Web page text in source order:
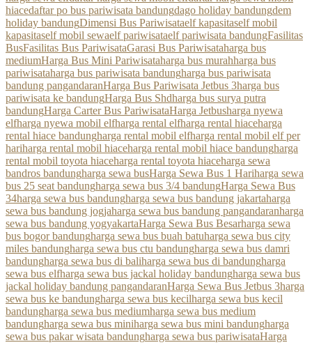
hiacedaftar po bus pariwisata bandungdago holiday bandungdem
holiday bandungDimensi Bus Pariwisataelf kapasitaself mobil
kapasitaself mobil sewaelf pariwisataelf pariwisata bandungFasilitas
BusFasilitas Bus PariwisataGarasi Bus Pariwisataharga bus
mediumHarga Bus Mini Pariwisataharga bus murahharga bus
pariwisataharga bus pariwisata bandungharga bus pariwisata
bandung pangandaranHarga Bus Pariwisata Jetbus 3harga bus
pariwisata ke bandungHarga Bus Shdharga bus surya putra
bandungHarga Carter Bus PariwisataHarga Jetbusharga nyewa
elfharga nyewa mobil elfharga rental elfharga rental hiaceharga
rental hiace bandungharga rental mobil elfharga rental mobil elf per
hariharga rental mobil hiaceharga rental mobil hiace bandungharga
rental mobil toyota hiaceharga rental toyota hiaceharga sewa
bandros bandungharga sewa busHarga Sewa Bus 1 Hariharga sewa
bus 25 seat bandungharga sewa bus 3/4 bandungHarga Sewa Bus
34harga sewa bus bandungharga sewa bus bandung jakartaharga
sewa bus bandung jogjaharga sewa bus bandung pangandaranharga
sewa bus bandung yogyakartaHarga Sewa Bus Besarharga sewa
bus bogor bandungharga sewa bus buah batuharga sewa bus city
miles bandungharga sewa bus ctu bandungharga sewa bus damri
bandungharga sewa bus di baliharga sewa bus di bandungharga
sewa bus elfharga sewa bus jackal holiday bandungharga sewa bus
jackal holiday bandung pangandaranHarga Sewa Bus Jetbus 3harga
sewa bus ke bandungharga sewa bus kecilharga sewa bus kecil
bandungharga sewa bus mediumharga sewa bus medium
bandungharga sewa bus miniharga sewa bus mini bandungharga
sewa bus pakar wisata bandungharga sewa bus pariwisataHarga